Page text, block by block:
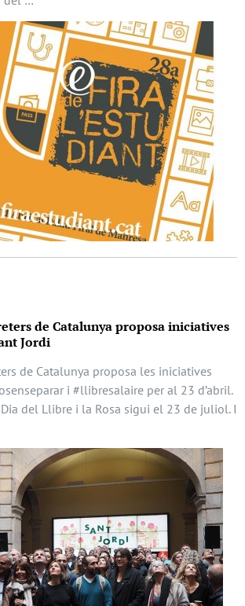
de Catalunya proposa iniciatives
Jordi
de Catalunya proposa les iniciatives
i #llibresalaire per al 23 d’abril.
del Llibre i la Rosa sigui el 23 de juliol. I